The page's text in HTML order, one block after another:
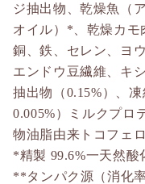
ジ抽出物、乾燥魚（
オイル）*、乾燥カモ
銅、鉄、セレン、ヨ
エンドウ豆繊維、キ
抽出物（0.15%）、
0.005%）ミルクプロ
物油脂由来トコフェ
*精製 99.6%一天然酸
**タンパク源（消化率